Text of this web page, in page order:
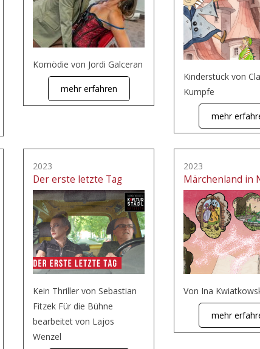
Komödie von Jordi Galceran
mehr erfahren
Kinderstück von
Kumpfe
mehr
2023
Der erste letzte Tag
Kein Thriller von Sebastian
Fitzek Für die Bühne
bearbeitet von Lajos
Wenzel
2023
Märchenland in
Von Ina
mehr